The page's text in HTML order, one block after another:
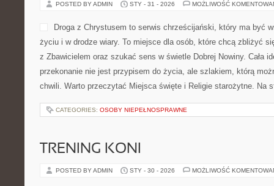
POSTED BY ADMIN STY - 31 - 2026 MOŻLIWOŚĆ
Droga z Chrystusem to serwis chrześcijański, który ma być
życiu i w drodze wiary. To miejsce dla osób, które chcą zbliżyć
z Zbawicielem oraz szukać sens w świetle Dobrej Nowiny. Cała
przekonanie nie jest przypisem do życia, ale szlakiem, którą
chwili. Warto przeczytać Miejsca święte i Religie starożytne. Na
CATEGORIES: OSOBY NIEPEŁNOSPRAWNE
TRENING KONI
POSTED BY ADMIN STY - 30 - 2026 MOŻLIWOŚĆ